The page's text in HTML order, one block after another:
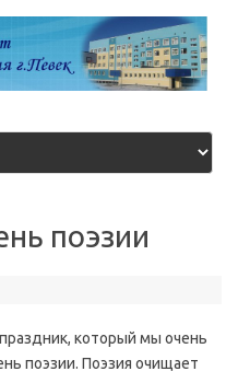
поэзии
который мы очень
поэзии. Поэзия очищает